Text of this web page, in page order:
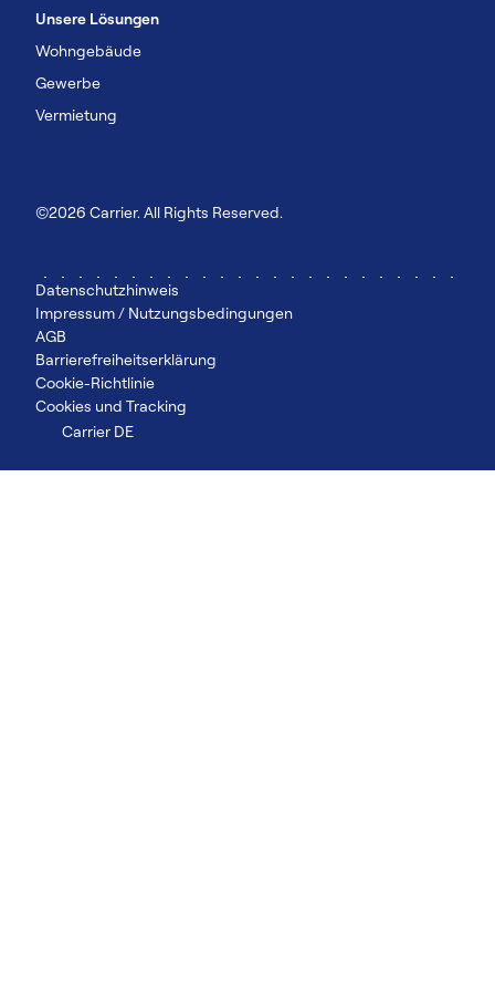
Unsere Lösungen
Wohngebäude
Gewerbe
Vermietung
©2026 Carrier. All Rights Reserved.
Datenschutzhinweis
Impressum / Nutzungsbedingungen
AGB
Barrierefreiheitserklärung
Cookie-Richtlinie
Cookies und Tracking
Carrier DE